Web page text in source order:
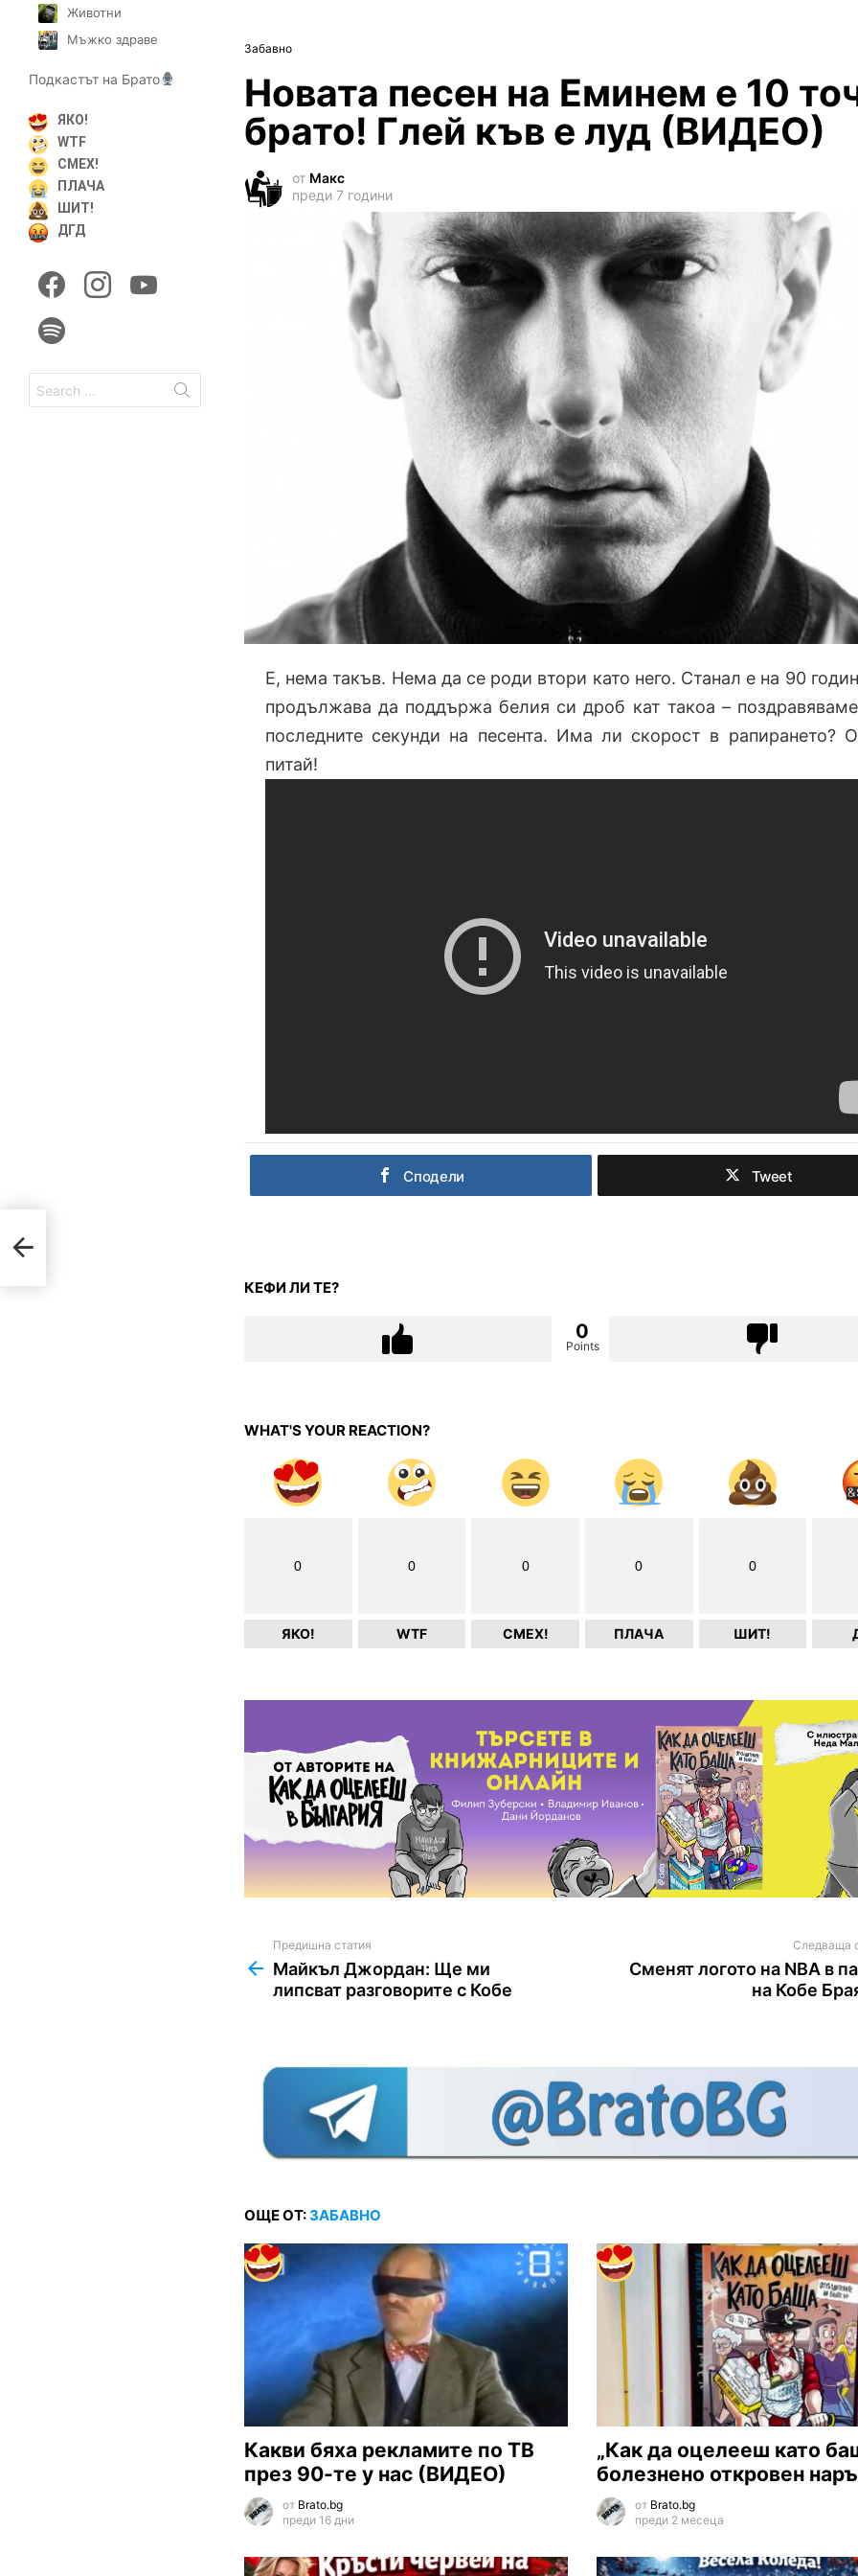
Забавно
Новата песен на Еминем е 10
брато! Глей къв е луд (ВИДЕО)
от Макс
преди 7 години
Е, нема такъв. Нема да се роди втори като него. Станал е на 90
продължава да поддържа белия си дроб кат такоа –
последните секунди на песента. Има ли скорост в рапирането?
питай!
Сподели Tweet
КЕФИ ЛИ ТЕ?
0
Points
WHAT'S YOUR REACTION?
0
ЯКО!
0
WTF
0
СМЕХ!
0
ПЛАЧА
0
ШИТ!
more
Предишна статия
Майкъл Джордан: Ще ми
липсват разговорите с Кобе
Следваща
Сменят логото на NBA в
на Кобе
ОЩЕ ОТ:ЗАБАВНО
Какви бяха рекламите по ТВ
през 90-те у нас (ВИДЕО)
от Brato.bg
преди 16 дни
„Как да оцелееш като
болезнено откровен
от Brato.bg
преди 2 месеца
Животни
Мъжко здраве
Подкастът на Брато
ЯКО!
WTF
СМЕХ!
ПЛАЧА
ШИТ!
ДГД
for: